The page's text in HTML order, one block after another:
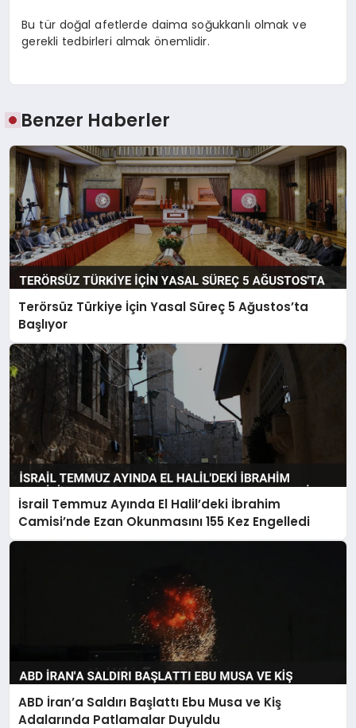
Bu tür doğal afetlerde daima soğukkanlı olmak ve
gerekli tedbirleri almak önemlidir.
Benzer Haberler
Terörsüz Türkiye İçin Yasal Süreç 5 Ağustos’ta
Başlıyor
İsrail Temmuz Ayında El Halil’deki İbrahim
Camisi’nde Ezan Okunmasını 155 Kez Engelledi
ABD İran’a Saldırı Başlattı Ebu Musa ve Kiş
Adalarında Patlamalar Duyuldu